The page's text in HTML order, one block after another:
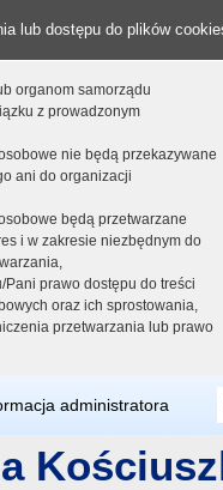
lub dostępu do plików
organom samorządu
z prowadzonym
nie będą przekazywane
ani do organizacji
będą przetwarzane
i w zakresie niezbędnym do
Pani prawo dostępu do treści
oraz ich sprostowania,
przetwarzania lub prawo
administratora